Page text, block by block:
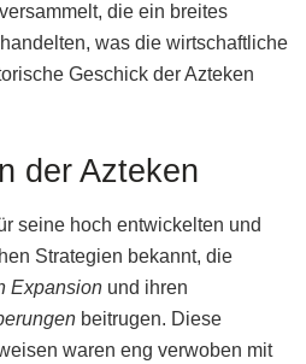
die ein breites
was die wirtschaftliche
Geschick der Azteken
der Azteken
seine hoch entwickelten und
Strategien bekannt, die
Expansion und ihren
beitrugen. Diese
waren eng verwoben mit